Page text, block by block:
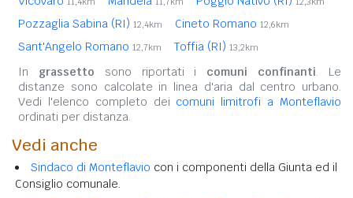
Pozzaglia Sabina (RI) 12,4km Cineto Romano 12,6km
Sant'Angelo Romano 12,7km Toffia (RI) 13,2km
In grassetto sono riportati i comuni confinanti. Le
distanze sono calcolate in linea d'aria dal centro urbano.
Vedi l'elenco completo dei comuni limitrofi a Monteflavio
ordinati per distanza.
Vedi anche
Sindaco di Monteflavio con i componenti della Giunta ed il
Consiglio comunale.